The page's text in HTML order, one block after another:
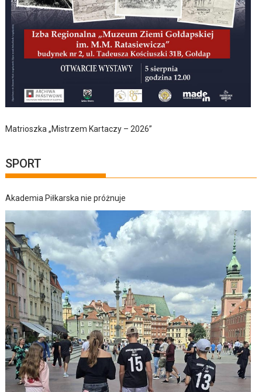
Matrioszka „Mistrzem Kartaczy – 2026”
SPORT
Akademia Piłkarska nie próżnuje